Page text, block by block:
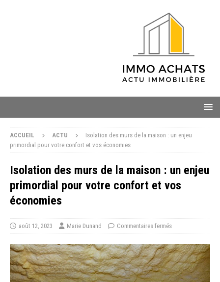
ACCUEIL ACTU
Isolation des murs de la maison : un enjeu
primordial pour votre confort et vos économies
Isolation des murs de la maison : un enjeu
primordial pour votre confort et vos
économies
août 12, 2023 Marie Dunand Commentaires fermés